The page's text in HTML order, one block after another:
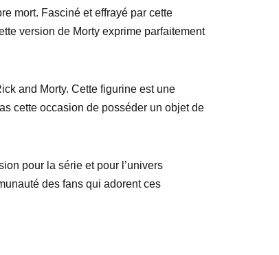
mort. Fasciné et effrayé par cette
version de Morty exprime parfaitement
and Morty. Cette figurine est une
cette occasion de posséder un objet de
pour la série et pour l’univers
des fans qui adorent ces